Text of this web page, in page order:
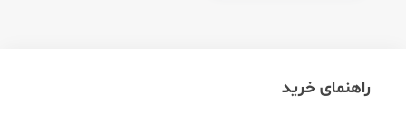
راهنمای خرید